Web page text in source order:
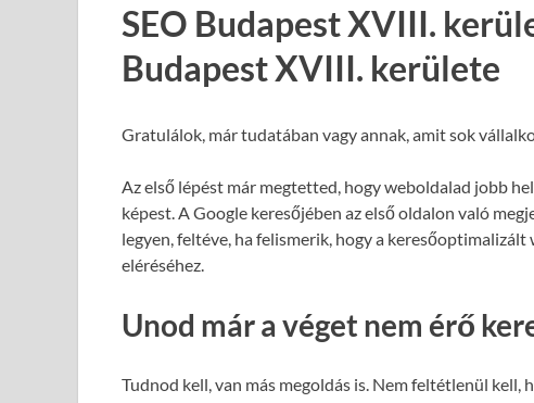
SEO Budapest XVIII.
Budapest XVIII. kerülete
Gratulálok, már tudatában vagy annak, amit sok
Az első lépést már megtetted, hogy weboldalad jobb
képest. A Google keresőjében az első oldalon való
legyen, feltéve, ha felismerik, hogy a
eléréséhez.
Unod már a véget nem érő
Tudnod kell, van más megoldás is. Nem feltétlenül kell,